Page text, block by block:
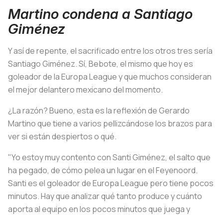
Martino condena a Santiago
Giménez
Y así de repente, el sacrificado entre los otros tres sería
Santiago Giménez. Sí, Bebote, el mismo que hoy es
goleador de la Europa League y que muchos consideran
el mejor delantero mexicano del momento.
¿La razón? Bueno, esta es la reflexión de Gerardo
Martino que tiene a varios pellizcándose los brazos para
ver si están despiertos o qué.
"Yo estoy muy contento con Santi Giménez, el salto que
ha pegado, de cómo pelea un lugar en el Feyenoord.
Santi es el goleador de Europa League pero tiene pocos
minutos. Hay que analizar qué tanto produce y cuánto
aporta al equipo en los pocos minutos que juega y